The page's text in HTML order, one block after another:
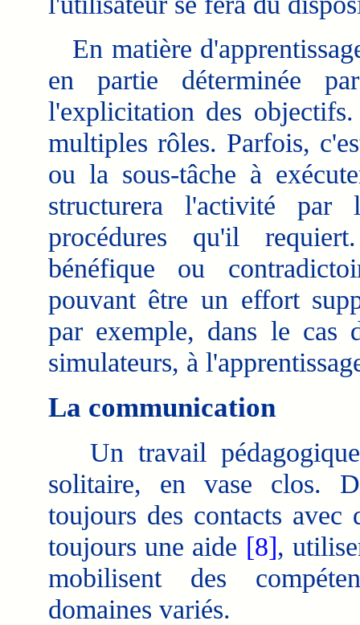
En matière
en partie déterminée
l'explicitation des
multiples rôles. Parfois,
ou la sous-tâche à
structurera l'activité
procédures qu'il
bénéfique ou
pouvant être un effort
par exemple, dans le cas
simulateurs, à
La communication
Un travail pédagogique
solitaire, en vase clos.
toujours des contacts avec
toujours une aide [8],
mobilisent des
domaines variés.